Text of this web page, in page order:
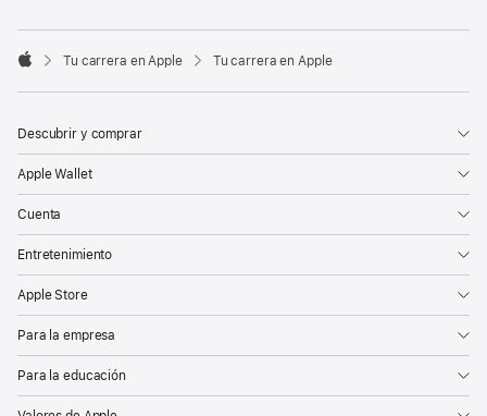

Tu carrera en Apple Tu carrera en Apple
Descubrir y comprar
Apple Wallet
Cuenta
Entretenimiento
Apple Store
Para la empresa
Para la educación